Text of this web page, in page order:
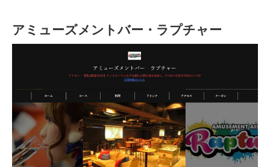
アミューズメントバー・ラプチャー